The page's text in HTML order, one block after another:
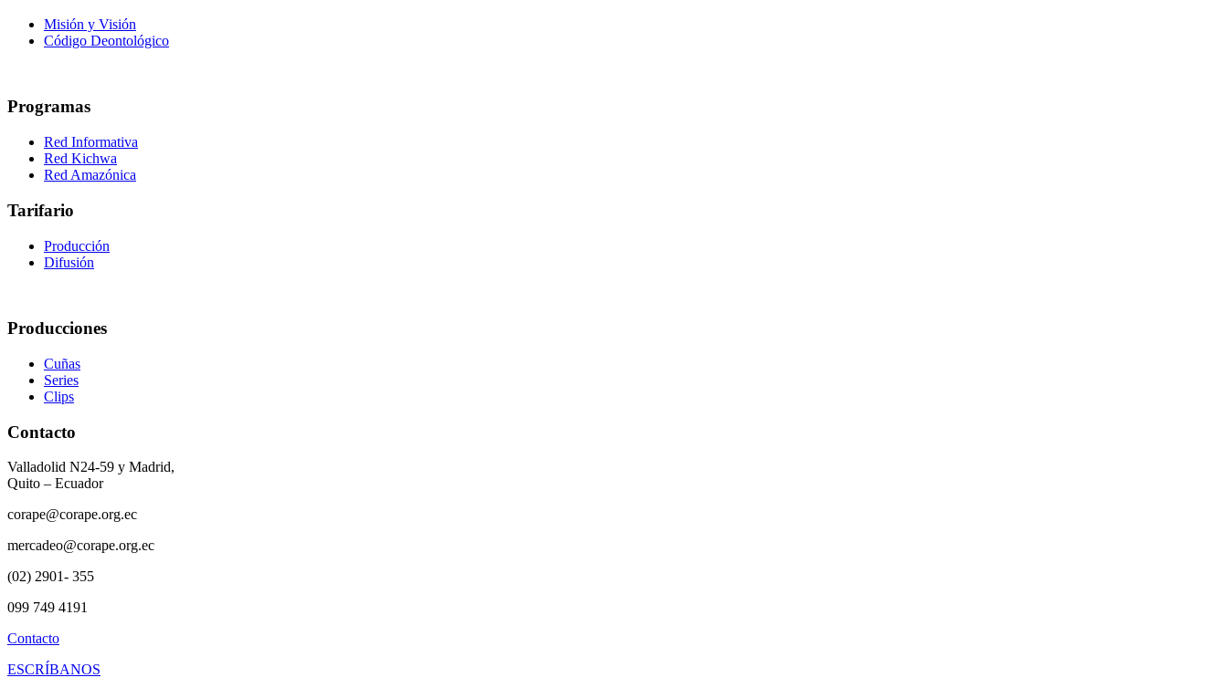
Misión y Visión
Código Deontológico
Programas
Red Informativa
Red Kichwa
Red Amazónica
Tarifario
Producción
Difusión
Producciones
Cuñas
Series
Clips
Contacto
Valladolid N24-59 y Madrid,
Quito – Ecuador
corape@corape.org.ec
mercadeo@corape.org.ec
(02) 2901- 355
099 749 4191
Contacto
ESCRÍBANOS